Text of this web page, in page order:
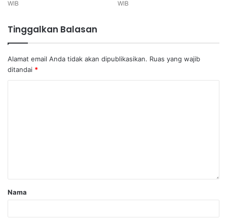
WIB WIB
Tinggalkan Balasan
Alamat email Anda tidak akan dipublikasikan. Ruas yang wajib
ditandai *
Nama